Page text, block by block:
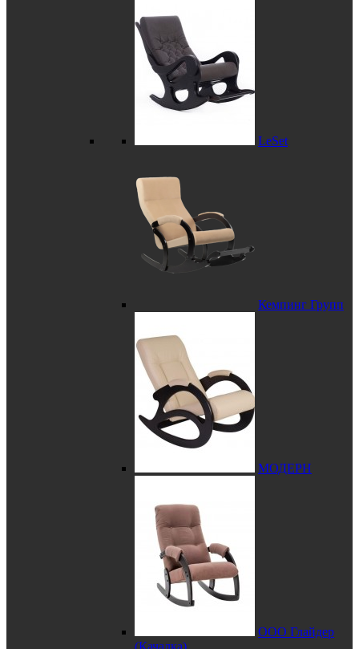
LeSet
Кемпинг Групп
МОДЕРН
ООО Глайдер
(Качалка)